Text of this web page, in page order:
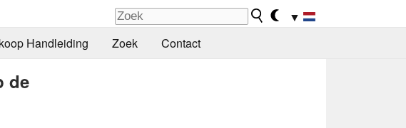
▼
Handleiding Zoek Contact
de